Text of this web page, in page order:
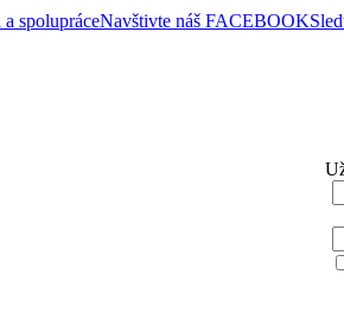
a spolupráceNavštivte náš FACEBOOK